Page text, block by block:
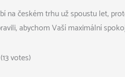
na českém trhu už spoustu let,
abychom Vaší maximální
votes)